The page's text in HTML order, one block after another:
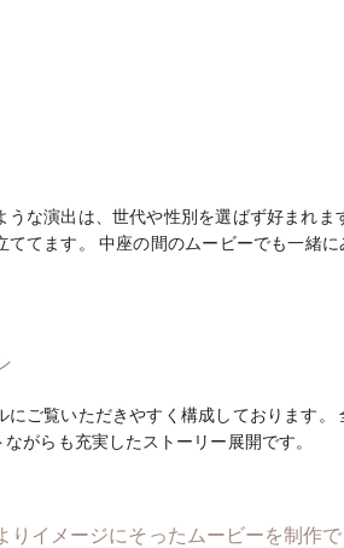
な演出は、世代や性別を選ばず好まれ
てます。 中座の間のムービーでも一緒
ご覧いただきやすく構成しております
がらも充実したストーリー展開です。
イメージにそったムービーを制作